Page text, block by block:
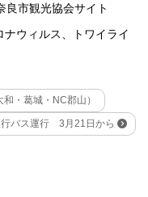
良市観光協会サイト
ナウィルス
トワイライ
・葛城・NC郡山）
行バス運行 3月21日から